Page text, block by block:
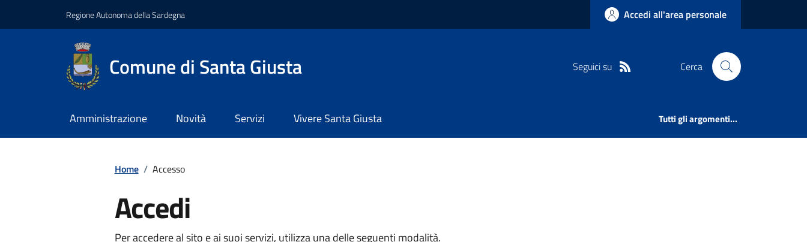
Regione Autonoma della Sardegna Accedi all'area personale
Comune di Santa Giusta Seguici su Cerca
Amministrazione Novità Servizi Vivere Santa Giusta Tutti gli argomenti...
Home / Accesso
Accedi
Per accedere al sito e ai suoi servizi, utilizza una delle seguenti modalità.